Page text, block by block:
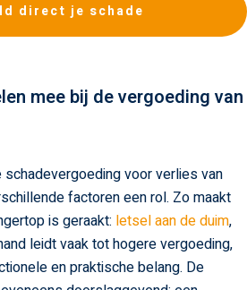
direct je schade
mee bij de vergoeding van
voor verlies van
factoren een rol. Zo maakt
is geraakt: letsel aan de duim,
leidt vaak tot hogere vergoeding,
en praktische belang. De